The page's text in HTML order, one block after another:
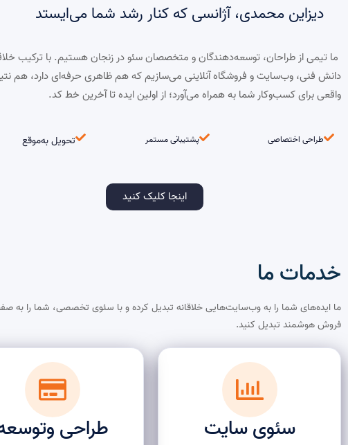
دیزاین محمدی، آژانسی که کنار رشد شما می‌ایستد
ما تیمی از طراحان، توسعه‌دهندگان و متخصصان سئو در زنجان هستیم. با ترکیب
دانش فنی، وب‌سایت و فروشگاه آنلاینی می‌سازیم که هم ظاهری حرفه‌ای دارد، هم
واقعی برای کسب‌وکار شما به همراه می‌آورد؛ از اولین ایده تا آخرین خط کد.
طراحی اختصاصی پشتیبانی مستمر تحویل به‌موقع
اینجا کلیک کنید
خدمات ما​
ما ایده‌های شما را به وب‌سایت‌هایی خلاقانه تبدیل کرده و با سئوی تخصصی، شما را به
فروش هوشمند تبدیل کنید.
سئوی سایت طراحی